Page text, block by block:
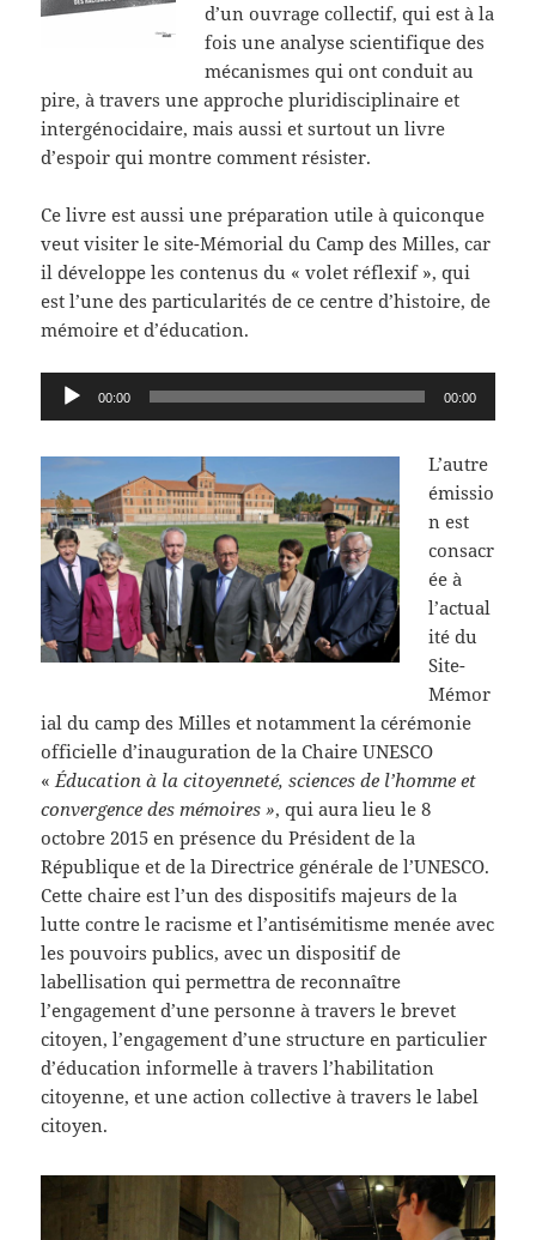
d’un ouvrage collectif, qui est à la
fois une analyse scientifique des
mécanismes qui ont conduit au
pire, à travers une approche pluridisciplinaire et
intergénocidaire, mais aussi et surtout un livre
d’espoir qui montre comment résister.
Ce livre est aussi une préparation utile à quiconque
veut visiter le site-Mémorial du Camp des Milles, car
il développe les contenus du « volet réflexif », qui
est l’une des particularités de ce centre d’histoire, de
mémoire et d’éducation.
Lecteur
audio
00:00 00:00
L’autre
émissio
n est
consacr
ée à
l’actual
ité du
Site-
Mémor
ial du camp des Milles et notamment la cérémonie
officielle d’inauguration de la Chaire UNESCO
«Éducation à la citoyenneté, sciences de l’homme et
convergence des mémoires », qui aura lieu le 8
octobre 2015 en présence du Président de la
République et de la Directrice générale de l’UNESCO.
Cette chaire est l’un des dispositifs majeurs de la
lutte contre le racisme et l’antisémitisme menée avec
les pouvoirs publics, avec un dispositif de
labellisation qui permettra de reconnaître
l’engagement d’une personne à travers le brevet
citoyen, l’engagement d’une structure en particulier
d’éducation informelle à travers l’habilitation
citoyenne, et une action collective à travers le label
citoyen.